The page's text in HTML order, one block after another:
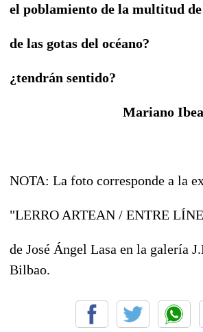
el poblamiento de la multitud de
de las gotas del océano?
¿tendrán sentido?
Mariano
NOTA: La foto corresponde a la
"LERRO ARTEAN / ENTRE
de José Ángel Lasa en la galería
Bilbao.